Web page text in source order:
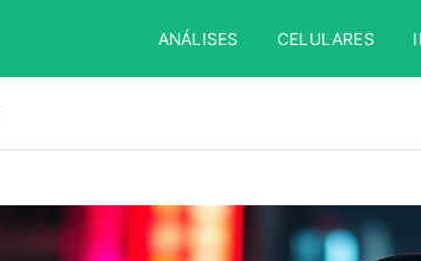
ANÁLISES CELULARES